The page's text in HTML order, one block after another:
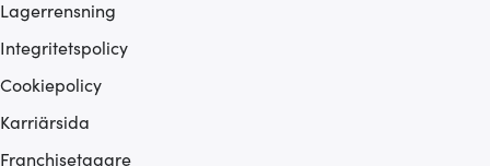
Lagerrensning
Integritetspolicy
Cookiepolicy
Karriärsida
Franchisetagare